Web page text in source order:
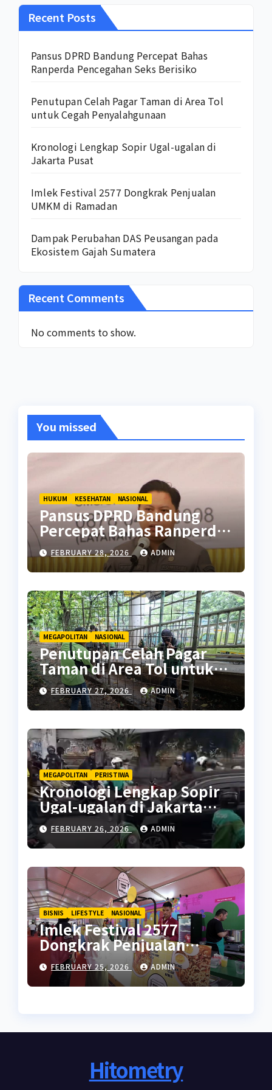
Recent Posts
Pansus DPRD Bandung Percepat Bahas
Ranperda Pencegahan Seks Berisiko
Penutupan Celah Pagar Taman di Area Tol
untuk Cegah Penyalahgunaan
Kronologi Lengkap Sopir Ugal-ugalan di
Jakarta Pusat
Imlek Festival 2577 Dongkrak Penjualan
UMKM di Ramadan
Dampak Perubahan DAS Peusangan pada
Ekosistem Gajah Sumatera
Recent Comments
No comments to show.
You missed
HUKUM KESEHATAN NASIONAL
Pansus DPRD Bandung
Percepat Bahas Ranperda
Pencegahan Seks Berisiko
FEBRUARY 28, 2026 ADMIN
MEGAPOLITAN NASIONAL
Penutupan Celah Pagar
Taman di Area Tol untuk
Cegah Penyalahgunaan
FEBRUARY 27, 2026 ADMIN
MEGAPOLITAN PERISTIWA
Kronologi Lengkap Sopir
Ugal-ugalan di Jakarta
Pusat
FEBRUARY 26, 2026 ADMIN
BISNIS LIFESTYLE NASIONAL
Imlek Festival 2577
Dongkrak Penjualan
UMKM di Ramadan
FEBRUARY 25, 2026 ADMIN
Hitometry